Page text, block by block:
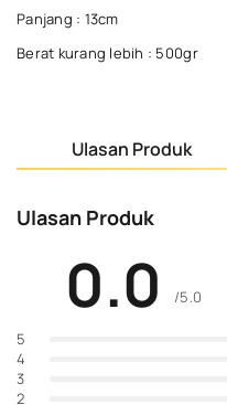
Panjang : 13cm
Berat kurang lebih : 500gr
Ulasan Produk
Ulasan Produk
0.0 /5.0
5
4
3
2